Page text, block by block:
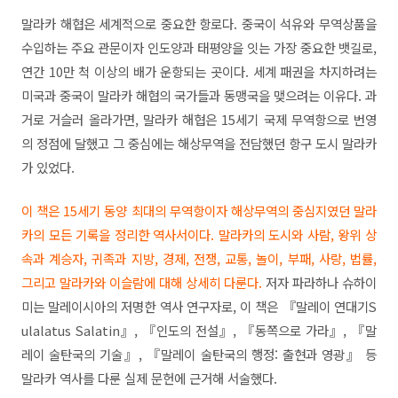
말라카 해협은 세계적으로 중요한 항로다. 중국이 석유와 무역상품을
수입하는 주요 관문이자 인도양과 태평양을 잇는 가장 중요한 뱃길로,
연간 10만 척 이상의 배가 운항되는 곳이다. 세계 패권을 차지하려는
미국과 중국이 말라카 해협의 국가들과 동맹국을 맺으려는 이유다. 과
거로 거슬러 올라가면, 말라카 해협은 15세기 국제 무역항으로 번영
의 정점에 달했고 그 중심에는 해상무역을 전담했던 항구 도시 말라카
가 있었다.
이 책은 15세기 동양 최대의 무역항이자 해상무역의 중심지였던 말라
카의 모든 기록을 정리한 역사서이다. 말라카의 도시와 사람, 왕위 상
속과 계승자, 귀족과 지방, 경제, 전쟁, 교통, 놀이, 부패, 사랑, 법률,
그리고 말라카와 이슬람에 대해 상세히 다룬다. 저자 파라하나 슈하이
미는 말레이시아의 저명한 역사 연구자로, 이 책은 『말레이 연대기S
ulalatus Salatin』, 『인도의 전설』, 『동쪽으로 가라』, 『말
레이 술탄국의 기술』, 『말레이 술탄국의 행정: 출현과 영광』 등
말라카 역사를 다룬 실제 문헌에 근거해 서술했다.